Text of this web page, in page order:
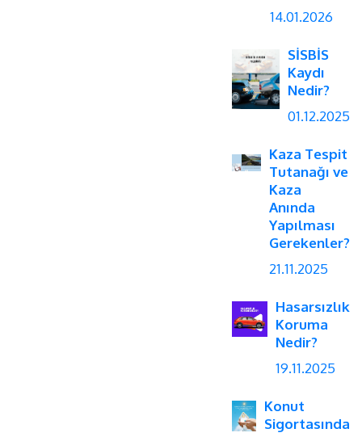
14.01.2026
SİSBİS
Kaydı
Nedir?
01.12.2025
Kaza Tespit
Tutanağı ve
Kaza
Anında
Yapılması
Gerekenler?
21.11.2025
Hasarsızlık
Koruma
Nedir?
19.11.2025
Konut
Sigortasında